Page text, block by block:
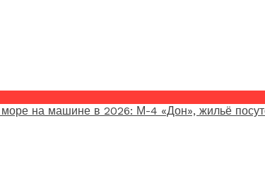
на машине в 2026: М-4 «Дон», жильё